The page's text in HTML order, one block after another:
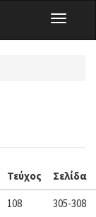
Toggle
Τεύχος Σελίδα
108 305-308